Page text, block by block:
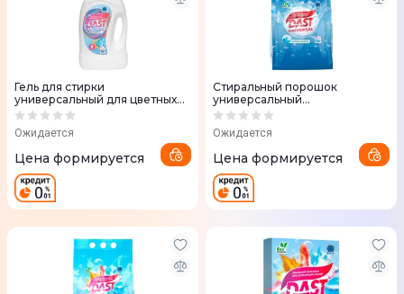
Гель для стирки
универсальный для цветных
тканей DAST, 4000 мл
Ожидается
Цена формируется
Стиральный порошок
универсальный
безфосфатный для цветных и
свежесть
Ожидается
Цена формируется